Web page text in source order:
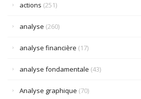
actions (251)
analyse (260)
analyse financière (17)
analyse fondamentale (43)
Analyse graphique (70)